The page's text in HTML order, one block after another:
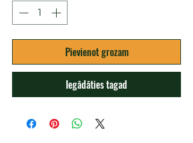
Pievienot grozam
Iegādāties tagad